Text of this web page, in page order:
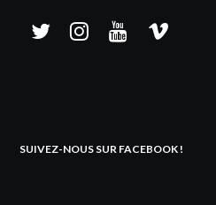
SUIVEZ-NOUS SUR FACEBOOK !